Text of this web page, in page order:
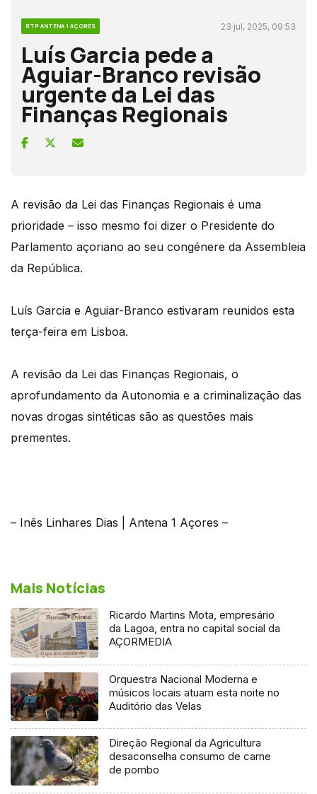
RTP ANTENA 1 AÇORES 23 jul, 2025, 09:53
Luís Garcia pede a
Aguiar-Branco revisão
urgente da Lei das
Finanças Regionais
A revisão da Lei das Finanças Regionais é uma
prioridade – isso mesmo foi dizer o Presidente do
Parlamento açoriano ao seu congénere da Assembleia
da República.
Luís Garcia e Aguiar-Branco estivaram reunidos esta
terça-feira em Lisboa.
A revisão da Lei das Finanças Regionais, o
aprofundamento da Autonomia e a criminalização das
novas drogas sintéticas são as questões mais
prementes.
– Inês Linhares Dias | Antena 1 Açores –
Mais Notícias
Ricardo Martins Mota, empresário
da Lagoa, entra no capital social da
AÇORMEDIA
Orquestra Nacional Moderna e
músicos locais atuam esta noite no
Auditório das Velas
Direção Regional da Agricultura
desaconselha consumo de carne
de pombo